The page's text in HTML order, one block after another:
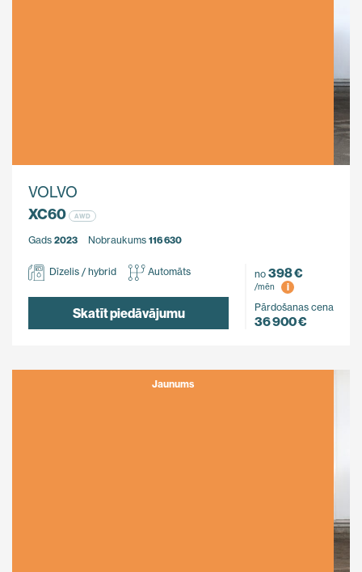
VOLVO
XC60
AWD
Gads 2023 Nobraukums 116 630
Dīzelis / hybrid Automāts
Skatīt piedāvājumu
no 398 €
/mēn
i
Pārdošanas cena
36 900 €
Jaunums